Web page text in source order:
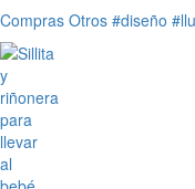
Compras Otros #diseño